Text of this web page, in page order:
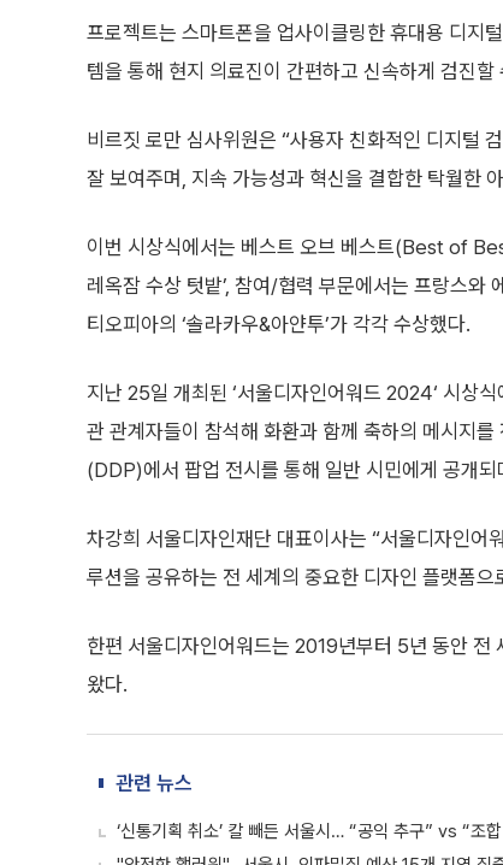
프로젝트는 스마트폰을 업사이클링한 휴대용 디지
템을 통해 현지 의료진이 간편하고 신속하게 검진할
비르짓 로만 심사위원은 “사용자 친화적인 디지털
잘 보여주며, 지속 가능성과 혁신을 결합한 탁월한
이번 시상식에서는 베스트 오브 베스트(Best of
레옥잠 수상 텃밭’, 참여/협력 부문에서는 프랑스와
티오피아의 ‘솔라카우&아얀투’가 각각 수상했다.
지난 25일 개최된 ‘서울디자인어워드 2024‘ 시상
관 관계자들이 참석해 화환과 함께 축하의 메시지
(DDP)에서 팝업 전시를 통해 일반 시민에게 공개
차강희 서울디자인재단 대표이사는 “서울디자인어
루션을 공유하는 전 세계의 중요한 디자인 플랫폼으
한편 서울디자인어워드는 2019년부터 5년 동안 전
왔다.
관련 뉴스
‘신통기획 취소’ 칼 빼든 서울시… “공익 추구” vs “조